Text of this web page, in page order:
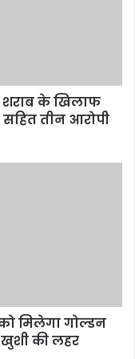
के खिलाफ
सहित तीन आरोपी
मिलेगा गोल्डन
खुशी की लहर